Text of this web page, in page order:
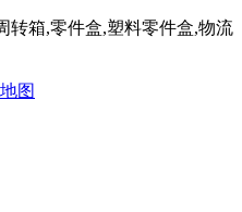
转箱,零件盒,塑料零件盒,物流
图